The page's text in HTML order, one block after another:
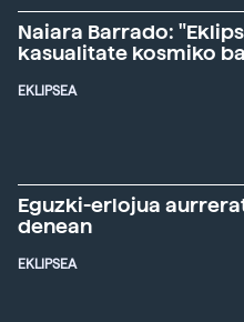
Naiara Barrado:
kasualitate kosmiko
EKLIPSEA
Eguzki-erlojua
denean
EKLIPSEA